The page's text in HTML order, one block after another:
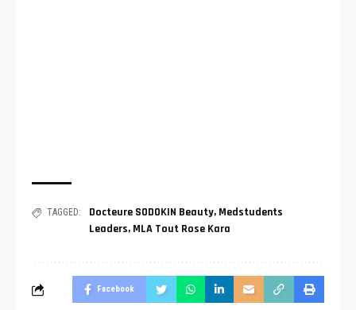
TAGGED: Docteure SODOKIN Beauty, Medstudents
Leaders, MLA Tout Rose Kara
Facebook